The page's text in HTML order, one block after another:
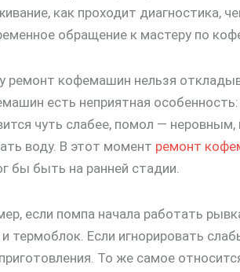
как проходит диагностика,
обращение к мастеру по
ремонт кофемашин нельзя
есть неприятная
чуть слабее, помол —
воду. В этот момент ремонт
бы быть на ранней стадии.
если помпа начала работать
и термоблок. Если игнорировать
То же самое